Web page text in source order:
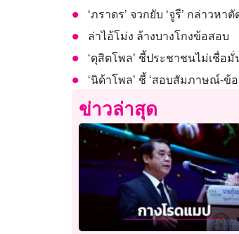
‘ภราดร’ จวกยับ​ ‘จูรี​’ ​กล่าวห
ล่าไอ้โม่ง ล้างบางโกงข้อสอบ
‘ดุสิตโพล’ ชี้ประชาชนไม่เชื่อ
‘นิด้าโพล’ ชี้ ‘สอบสัมภาษณ์-ข้
ข่าวล่าสุด